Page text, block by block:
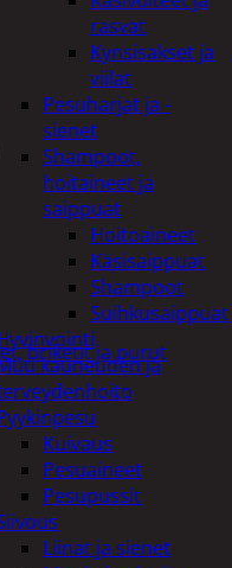
rasvat
Kynsisakset ja
viilat
Pesuharjat ja -
sienet
Shampoot,
hoitaineet ja
saippuat
Hoitoaineet
Käsisaippuat
Shampoot
Suihkusaippuat
kauneuden ja
Kuivaus
Pesuaineet
Pesupussit
Liinat ja sienet
briketit ja purut